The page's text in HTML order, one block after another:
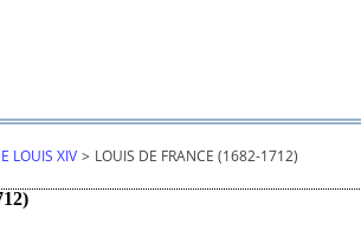
LOUIS XIV > LOUIS DE FRANCE (1682-1712)